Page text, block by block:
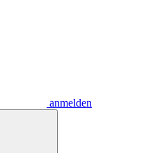
anmelden